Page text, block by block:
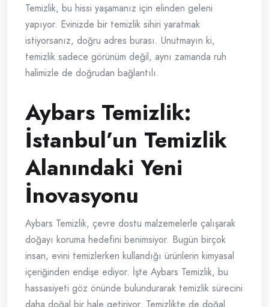
Temizlik, bu hissi yaşamanız için elinden geleni
yapıyor. Evinizde bir temizlik sihiri yaratmak
istiyorsanız, doğru adres burası. Unutmayın ki,
temizlik sadece görünüm değil, aynı zamanda ruh
halimizle de doğrudan bağlantılı.
Aybars Temizlik:
İstanbul’un Temizlik
Alanındaki Yeni
İnovasyonu
Aybars Temizlik, çevre dostu malzemelerle çalışarak
doğayı koruma hedefini benimsiyor. Bugün birçok
insan, evini temizlerken kullandığı ürünlerin kimyasal
içeriğinden endişe ediyor. İşte Aybars Temizlik, bu
hassasiyeti göz önünde bulundurarak temizlik sürecini